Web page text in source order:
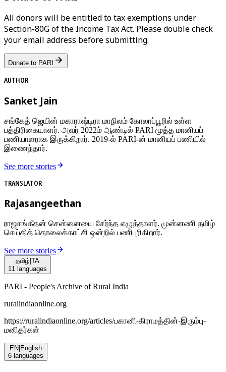
All donors will be entitled to tax exemptions under
Section-80G of the Income Tax Act. Please double check
your email address before submitting.
Donate to PARI
AUTHOR
Sanket Jain
சங்கேத் ஜெயின் மகாராஷ்டிரா மாநிலம் கோலாப்பூரில் உள்ள
பத்திரிகையாளர். அவர் 2022ம் ஆண்டில் PARI மூத்த மானியப்
பணியாளராக இருக்கிறார். 2019-ல் PARI-ன் மானியப் பணியில்
இணைந்தார்.
See more stories
TRANSLATOR
Rajasangeethan
ராஜசங்கீதன் சென்னையை சேர்ந்த எழுத்தாளர். முன்னணி தமிழ்
செய்தித் தொலைக்காட்சி ஒன்றில் பணிபுரிகிறார்.
See more stories
தமிழ் TA
11 languages
PARI - People's Archive of Rural India
ruralindiaonline.org
https://ruralindiaonline.org/articles/பகானி-கிராமத்தின்-இரும்பு-
மனிதர்கள்
EN English
6 languages